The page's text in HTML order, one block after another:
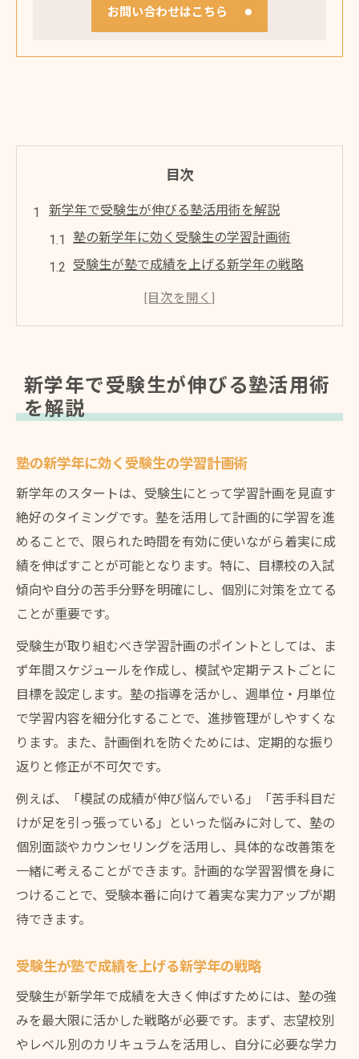
お問い合わせはこちら
目次
新学年で受験生が伸びる塾活用術を解説
塾の新学年に効く受験生の学習計画術
受験生が塾で成績を上げる新学年の戦略
新学年で塾を最大活用する受験生の工夫
塾通いの心得で新学年を好スタート
新学年に役立つ塾通いの受験生心得とは
受験生が新学年で実践する塾通いの工夫
塾通いを続ける新学年受験生の成功要因
受験生に役立つ塾利用の秘訣まとめ
受験生の新学年塾利用で差がつく習慣化術
新学年の塾で受験生が身につけたい勉強法
受験生が塾利用で新学年を有利に進める方
法
新学年受験生が実践したい塾の使い方
塾利用で受験生が新学年に成功するコツ
親子で実践できる新学年塾学習法
受験生と親が協力する新学年の塾活用法
塾で新学年を迎える受験生と親の連携術
新学年の塾学習で親子が意識するべき点
成績アップを狙う塾活用のコツを紹介
新学年受験生の成績アップ塾活用テクニッ
塾で差がつく新学年受験生の勉強法の工夫
新学年に効果的な受験生の塾活用アイデア
受験生の成績向上につながる塾の使い方
新学年受験生が塾で成果を出す工夫集
新学年で受験生が伸びる塾活用術
を解説
塾の新学年に効く受験生の学習計画術
新学年のスタートは、受験生にとって学習計画を見直す
絶好のタイミングです。塾を活用して計画的に学習を進
めることで、限られた時間を有効に使いながら着実に成
績を伸ばすことが可能となります。特に、目標校の入試
傾向や自分の苦手分野を明確にし、個別に対策を立てる
ことが重要です。
受験生が取り組むべき学習計画のポイントとしては、ま
ず年間スケジュールを作成し、模試や定期テストごとに
目標を設定します。塾の指導を活かし、週単位・月単位
で学習内容を細分化することで、進捗管理がしやすくな
ります。また、計画倒れを防ぐためには、定期的な振り
返りと修正が不可欠です。
例えば、「模試の成績が伸び悩んでいる」「苦手科目だ
けが足を引っ張っている」といった悩みに対して、塾の
個別面談やカウンセリングを活用し、具体的な改善策を
一緒に考えることができます。計画的な学習習慣を身に
つけることで、受験本番に向けて着実な実力アップが期
待できます。
受験生が塾で成績を上げる新学年の戦略
受験生が新学年で成績を大きく伸ばすためには、塾の強
みを最大限に活かした戦略が必要です。まず、志望校別
やレベル別のカリキュラムを活用し、自分に必要な学力